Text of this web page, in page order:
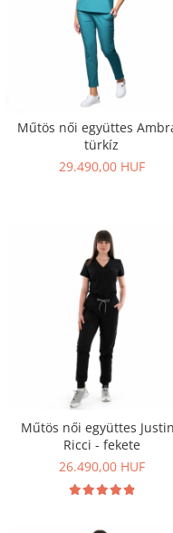
Műtös női együttes
türkíz
29.490,00 HUF
Műtös női együttes
Ricci - fekete
26.490,00 HUF